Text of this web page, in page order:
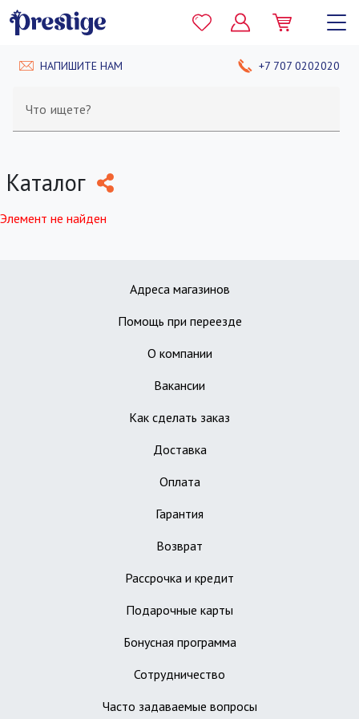
НАПИШИТЕ НАМ +7 707 0202020
Что ищете?
Каталог
Элемент не найден
Адреса магазинов
Помощь при переезде
О компании
Вакансии
Как сделать заказ
Доставка
Оплата
Гарантия
Возврат
Рассрочка и кредит
Подарочные карты
Бонусная программа
Сотрудничество
Часто задаваемые вопросы